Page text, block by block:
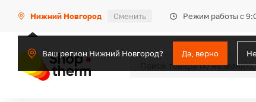
Нижний Новгород Сменить Режим работы с
Ваш регион Нижний Новгород? Да, верно